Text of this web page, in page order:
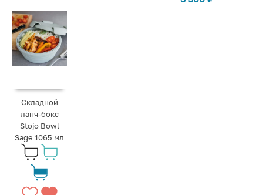
Складной
ланч-бокс
Stojo Bowl
Sage 1065 мл